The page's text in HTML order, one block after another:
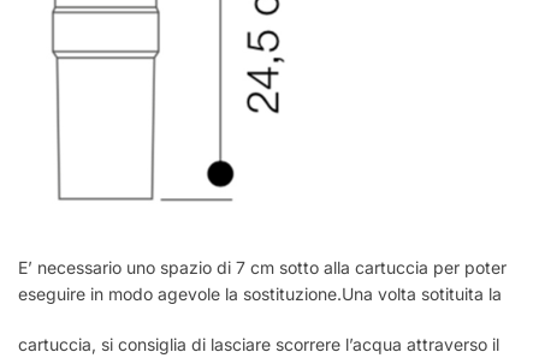
E’ necessario uno spazio di 7 cm sotto alla cartuccia per poter
eseguire in modo agevole la sostituzione.Una volta sotituita la
cartuccia, si consiglia di lasciare scorrere l’acqua attraverso il